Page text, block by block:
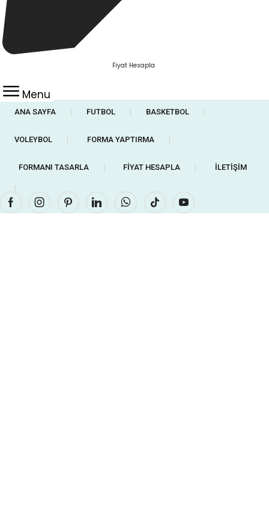
Fiyat Hesapla
Menu
ANA SAYFA ❘ FUTBOL ❘ BASKETBOL ❘
VOLEYBOL ❘ FORMA YAPTIRMA ❘
FORMANI TASARLA ❘ FIYAT HESAPLA ❘ İLETIŞIM
FacebookInstagramPinterestLinkedinWhatsapp
Tik-
Youtube